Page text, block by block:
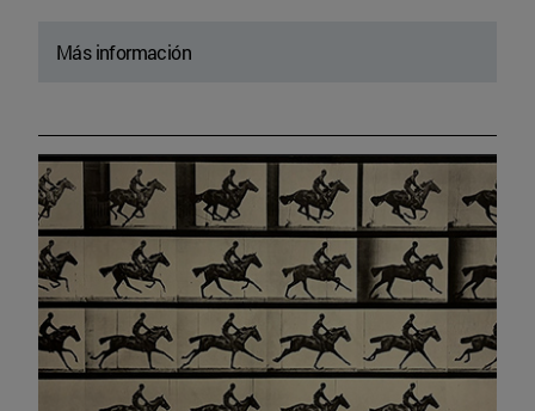
Más información